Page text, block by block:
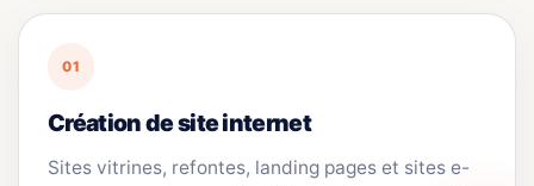
01
Création de site internet
Sites vitrines, refontes, landing pages et sites e-